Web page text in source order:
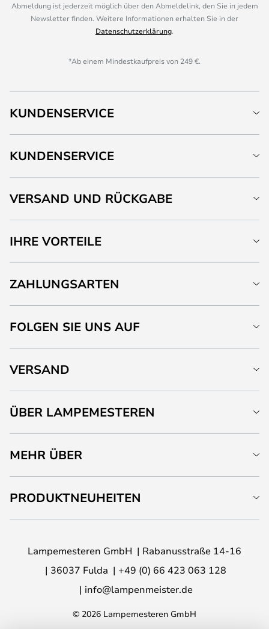
Abmeldung ist jederzeit möglich über den Abmeldelink, den Sie in jedem
Newsletter finden. Weitere Informationen erhalten Sie in der
Datenschutzerklärung.
*Ab einem Mindestkaufpreis von 249 €.
KUNDENSERVICE
KUNDENSERVICE
VERSAND UND RÜCKGABE
IHRE VORTEILE
ZAHLUNGSARTEN
FOLGEN SIE UNS AUF
VERSAND
ÜBER LAMPEMESTEREN
MEHR ÜBER
PRODUKTNEUHEITEN
Lampemesteren GmbH
Rabanusstraße 14-16
36037 Fulda
+49 (0) 66 423 063 128
info@lampenmeister.de
© 2026 Lampemesteren GmbH